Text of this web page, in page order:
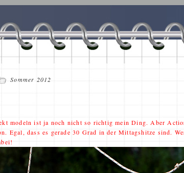
Sommer 2012
modeln ist ja noch nicht so richtig mein Ding. Aber
Egal, dass es gerade 30 Grad in der Mittagshitze sind.